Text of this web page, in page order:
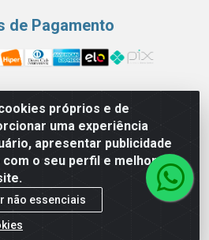
próprios e de
uma experiência
apresentar publicidade
o seu perfil e melhorar a
não essenciais
de Pagamento
S/A - Av. Anhanguera km 24 N°
São Paulo/SP - Cep 05.275-
06.204.131/0001-77